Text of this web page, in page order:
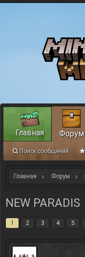
Главная Форум
NEW PARADIS
1 2 3 4 5
Главная Форум
Поиск сообщений